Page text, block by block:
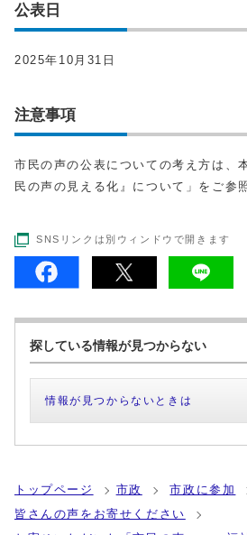
公表日
2025年10月31日
注意事項
市民の声の公表についての考え方は、
民の声の見える化』について」をご参
SNSリンクは別ウィンドウで開きます
探している情報が見つからない
情報が見つからないときは
トップページ 市政
市政に参加
皆さんの声をお寄せください